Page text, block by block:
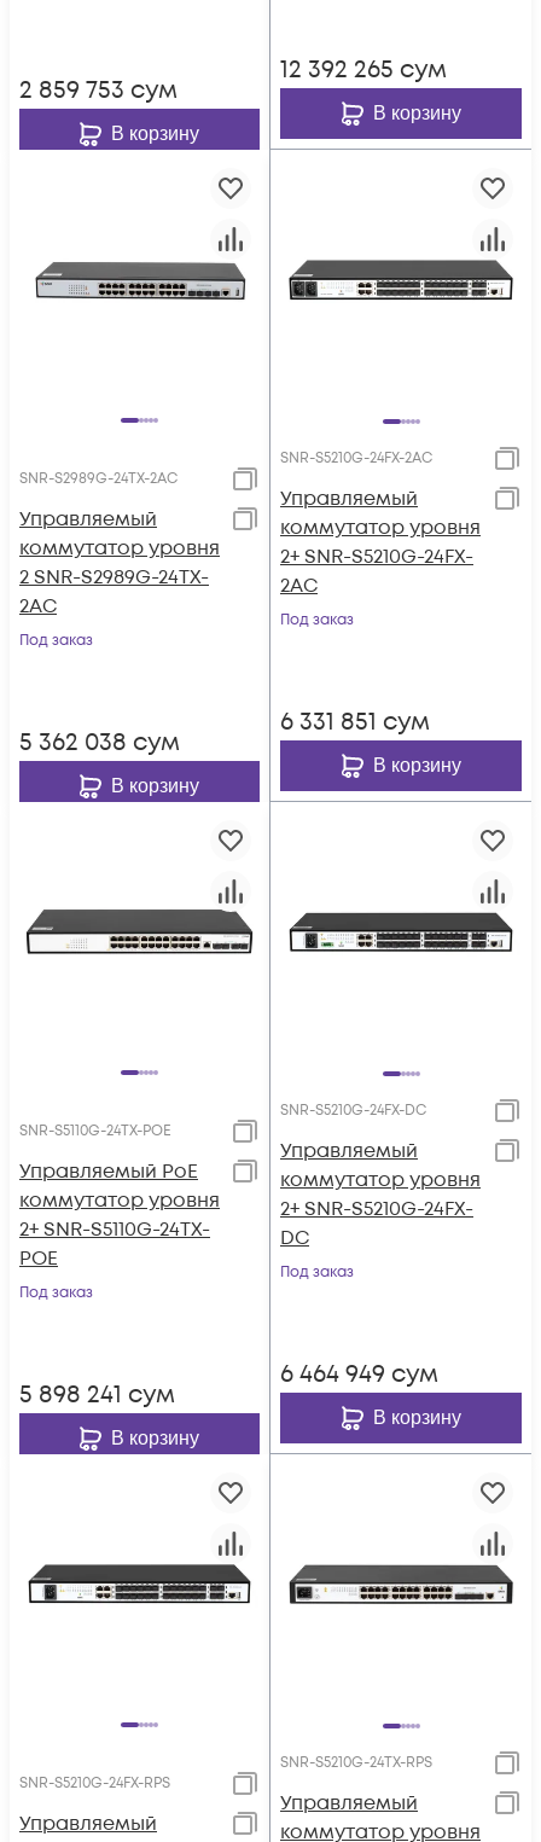
2 859 753 сум
В корзину
12 392 265 сум
В корзину
SNR-S2989G-24TX-2AC
Управляемый
коммутатор уровня
2 SNR-S2989G-24TX-
2AC
Под заказ
5 362 038 сум
В корзину
SNR-S5210G-24FX-2AC
Управляемый
коммутатор уровня
2+ SNR-S5210G-24FX-
2AC
Под заказ
6 331 851 сум
В корзину
SNR-S5110G-24TX-POE
Управляемый PoE
коммутатор уровня
2+ SNR-S5110G-24TX-
POE
Под заказ
5 898 241 сум
В корзину
SNR-S5210G-24FX-DC
Управляемый
коммутатор уровня
2+ SNR-S5210G-24FX-
DC
Под заказ
6 464 949 сум
В корзину
SNR-S5210G-24FX-RPS
Управляемый
SNR-S5210G-24TX-RPS
Управляемый
коммутатор уровня